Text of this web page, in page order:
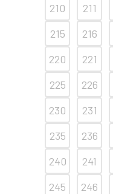
210
211
215
216
220
221
225
226
230
231
235
236
240
241
245
246